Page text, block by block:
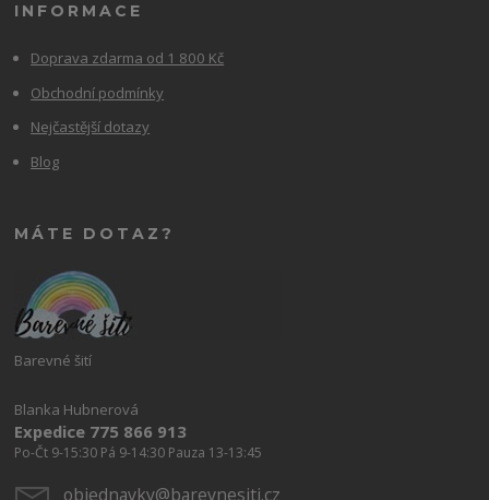
INFORMACE
Doprava zdarma od 1 800 Kč
Obchodní podmínky
Nejčastější dotazy
Blog
MÁTE DOTAZ?
Barevné šití
Blanka Hubnerová
Expedice 775 866 913
Po-Čt 9-15:30 Pá 9-14:30 Pauza 13-13:45
objednavky@barevnesiti.cz